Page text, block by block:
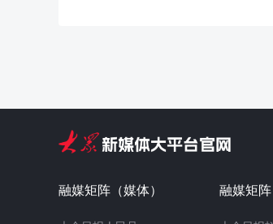
融媒矩阵（媒体） 融媒矩阵